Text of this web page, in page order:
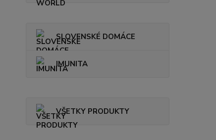
SLOVENSKÉ DOMÁCE
IMUNITA
VŠETKY PRODUKTY